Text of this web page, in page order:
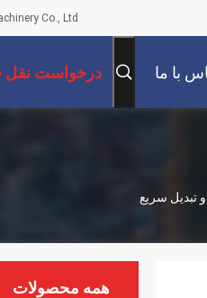
Co., Ltd.
با ما درخواست نقل
همه محصولات